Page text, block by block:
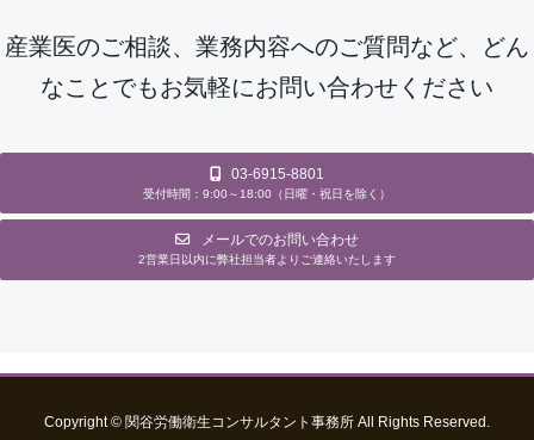
産業医のご相談、業務内容へのご質問など、どん
なことでもお気軽にお問い合わせください
03-6915-8801
受付時間：9:00～18:00（日曜・祝日を除く）
メールでのお問い合わせ
2営業日以内に弊社担当者よりご連絡いたします
Copyright © 関谷労働衛生コンサルタント事務所 All Rights Reserved.